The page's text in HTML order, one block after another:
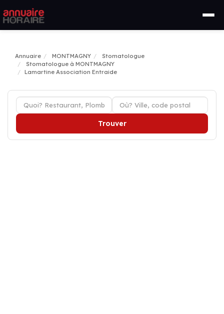
Annuaire MONTMAGNY
Stomatologue
Stomatologue à MONTMAGNY
Lamartine Association Entraide
Trouver